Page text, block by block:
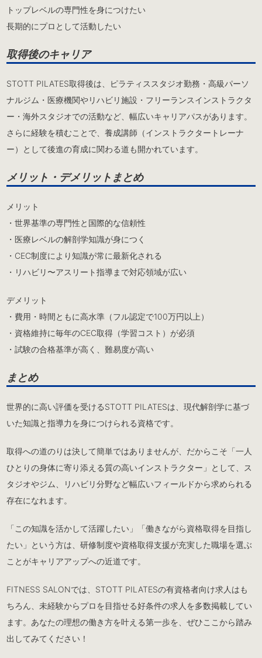
トップレベルの専門性を身につけたい
長期的にプロとして活動したい
取得後のキャリア
STOTT PILATES取得後は、ピラティススタジオ勤務・高級パーソ
ナルジム・医療機関やリハビリ施設・フリーランスインストラクタ
ー・海外スタジオでの活動など、幅広いキャリアパスがあります。
さらに経験を積むことで、養成講師（インストラクタートレーナ
ー）として後進の育成に関わる道も開かれています。
メリット・デメリットまとめ
メリット
・世界基準の専門性と国際的な信頼性
・医療レベルの解剖学知識が身につく
・CEC制度により知識が常に最新化される
・リハビリ〜アスリート指導まで対応領域が広い
デメリット
・費用・時間ともに高水準（フル認定で100万円以上）
・資格維持に毎年のCEC取得（学習コスト）が必須
・試験の合格基準が高く、難易度が高い
まとめ
世界的に高い評価を受けるSTOTT PILATESは、現代解剖学に基づ
いた知識と指導力を身につけられる資格です。
取得への道のりは決して簡単ではありませんが、だからこそ「一人
ひとりの身体に寄り添える質の高いインストラクター」として、ス
タジオやジム、リハビリ分野など幅広いフィールドから求められる
存在になれます。
「この知識を活かして活躍したい」「働きながら資格取得を目指し
たい」という方は、研修制度や資格取得支援が充実した職場を選ぶ
ことがキャリアアップへの近道です。
FITNESS SALONでは、STOTT PILATESの有資格者向け求人はも
ちろん、未経験からプロを目指せる好条件の求人を多数掲載してい
ます。あなたの理想の働き方を叶える第一歩を、ぜひここから踏み
出してみてください！